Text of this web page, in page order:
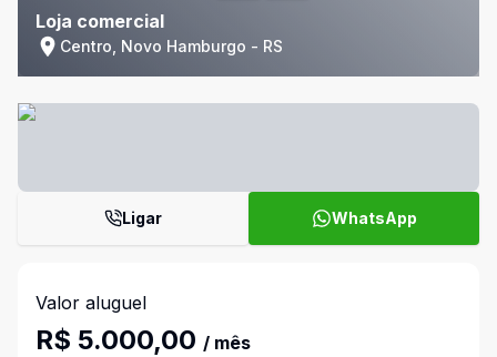
Loja comercial
Centro, Novo Hamburgo - RS
Ligar WhatsApp
Valor aluguel
R$ 5.000,00 / mês